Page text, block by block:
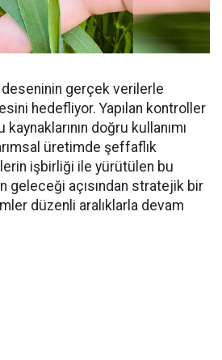
gerçek verilerle
hedefliyor. Yapılan kontroller
doğru kullanımı
üretimde şeffaflık
işbirliği ile yürütülen bu
geleceği açısından stratejik bir
düzenli aralıklarla devam